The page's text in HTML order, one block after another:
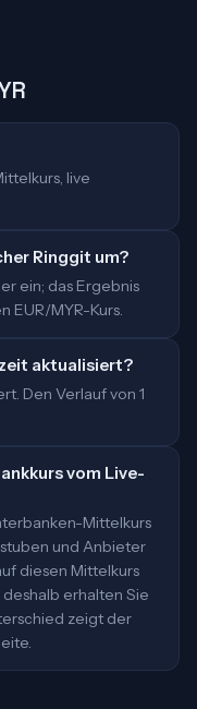
live
Ringgit um?
ein; das Ergebnis
EUR/MYR-Kurs.
aktualisiert?
Den Verlauf von 1
vom Live-
Mittelkurs
und Anbieter
diesen Mittelkurs
erhalten Sie
zeigt der